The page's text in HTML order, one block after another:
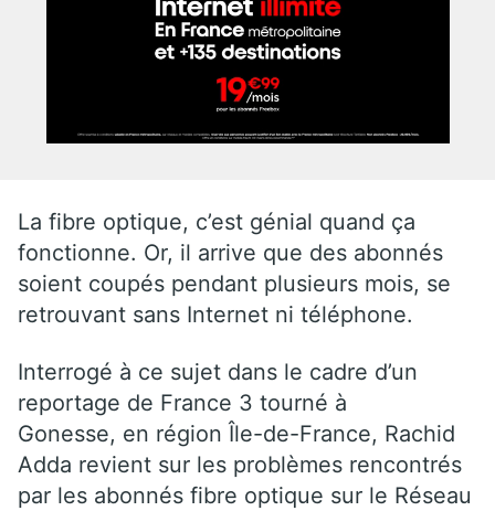
La fibre optique, c’est génial quand ça
fonctionne. Or, il arrive que des abonnés
soient coupés pendant plusieurs mois, se
retrouvant sans Internet ni téléphone.
Interrogé à ce sujet dans le cadre d’un
reportage de France 3 tourné à
Gonesse, en région Île-de-France, Rachid
Adda revient sur les problèmes rencontrés
par les abonnés fibre optique sur le Réseau